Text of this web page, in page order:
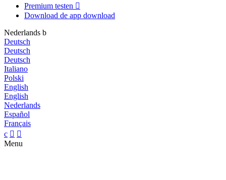
Premium testen 
Download de app download
Nederlands b
Deutsch
Deutsch
Deutsch
Italiano
Polski
English
English
Nederlands
Español
Français
c  
Menu